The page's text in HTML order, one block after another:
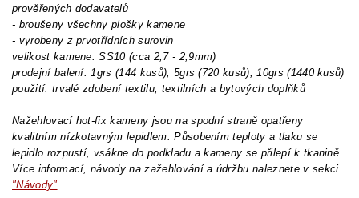
prověřených dodavatelů
- broušeny všechny plošky kamene
- vyrobeny z prvotřídních surovin
velikost kamene: SS10 (cca 2,7 - 2,9mm)
prodejní balení: 1grs (144 kusů), 5grs (720 kusů), 10grs (1440 kusů)
použití: trvalé zdobení textilu, textilních a bytových doplňků
Nažehlovací hot-fix kameny jsou na spodní straně opatřeny
kvalitním nízkotavným lepidlem. Působením teploty a tlaku se
lepidlo rozpustí, vsákne do podkladu a kameny se přilepí k tkanině.
Více informací, návody na zažehlování a údržbu naleznete v sekci
"Návody"